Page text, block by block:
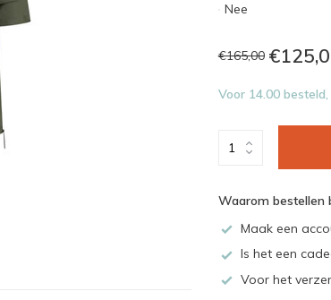
Nee
€165,00
Voor 14.00
Waarom bestellen
Maak een
Is het een
Voor het